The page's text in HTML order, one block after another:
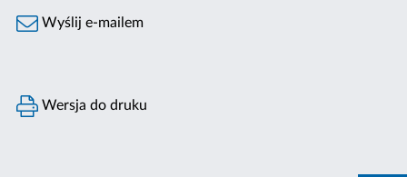
Wyślij e-mailem
Wersja do druku